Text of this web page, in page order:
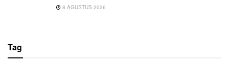
8 AGUSTUS 2026
Tag